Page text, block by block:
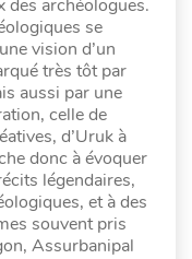
des archéologues.
se
vision d’un
très tôt par
aussi par une
celle de
d’Uruk à
donc à évoquer
légendaires,
et à des
souvent pris
Assurbanipal